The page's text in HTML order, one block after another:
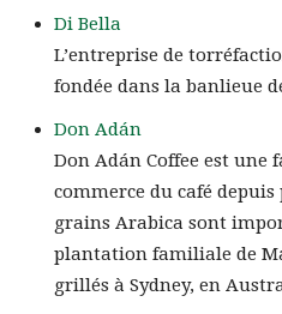
Di Bella
L’entreprise de
fondée dans la banlieue
Don Adán
Don Adán Coffee est une
commerce du café depuis
grains Arabica sont
plantation familiale de
grillés à Sydney, en